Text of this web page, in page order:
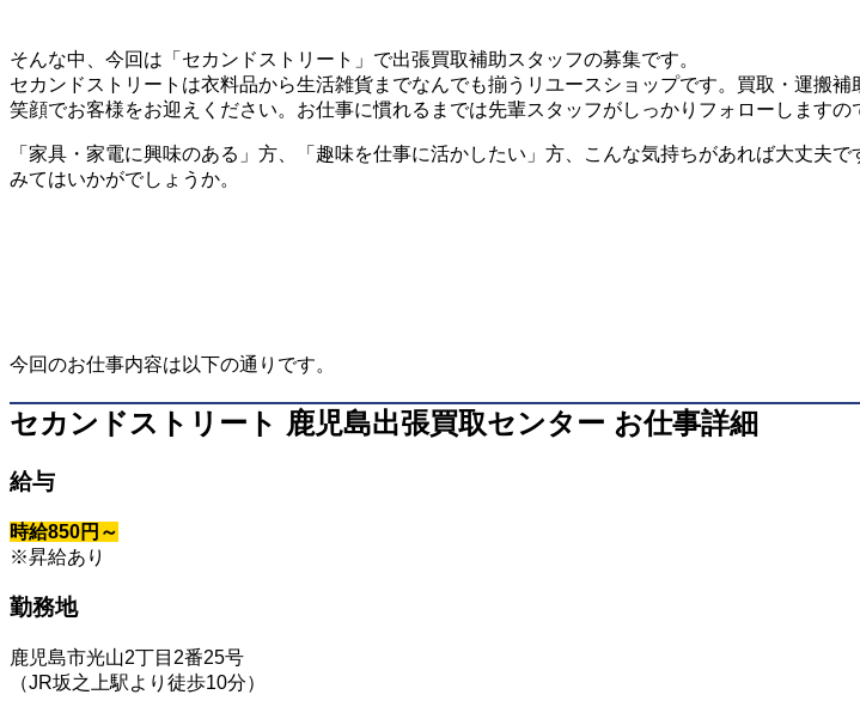
そんな中、今回は「セカンドストリート」で出張買取補助スタッフの募集です。
セカンドストリートは衣料品から生活雑貨までなんでも揃うリユースショップです。買取・運搬
笑顔でお客様をお迎えください。お仕事に慣れるまでは先輩スタッフがしっかりフォローしますの
「家具・家電に興味のある」方、「趣味を仕事に活かしたい」方、こんな気持ちがあれば大丈夫
みてはいかがでしょうか。
今回のお仕事内容は以下の通りです。
セカンドストリート 鹿児島出張買取センター お仕事詳細
給与
時給850円～
※昇給あり
勤務地
鹿児島市光山2丁目2番25号
（JR坂之上駅より徒歩10分）